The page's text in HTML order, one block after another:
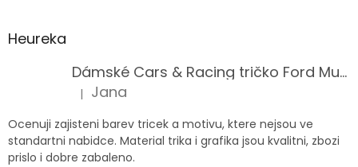
Heureka
Dámské Cars & Racing tričko Ford Mustang 5. generace
Hodnocení produktu je 5 z 5 hvězdiček.
| Jana
Ocenuji zajisteni barev tricek a motivu, ktere nejsou ve
standartni nabidce. Material trika i grafika jsou kvalitni, zbozi
prislo i dobre zabaleno.